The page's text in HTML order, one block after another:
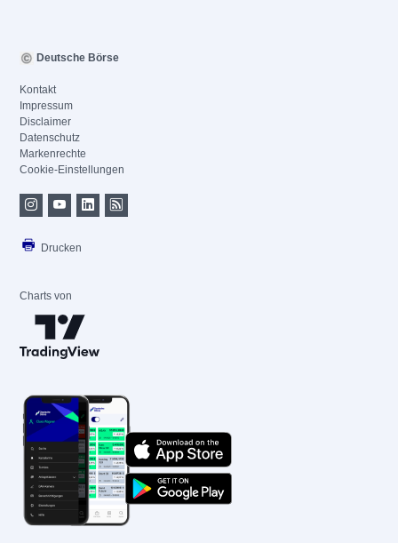
Deutsche Börse
Kontakt
Impressum
Disclaimer
Datenschutz
Markenrechte
Cookie-Einstellungen
Drucken
Charts von